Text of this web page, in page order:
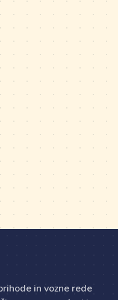
in vozne rede